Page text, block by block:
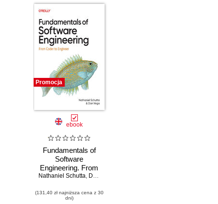
Promocja
ebook
Fundamentals of
Software
Engineering. From
Coder to Engineer
Nathaniel Schutta, Dan Vega
(131,40 zł najniższa cena z 30
dni)